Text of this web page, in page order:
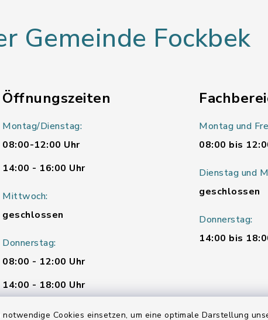
Cookies einsetzen, um eine optimale Darstellung
Gemeinde Fockbek
Öffnungszeiten
Montag/Dienstag:
08:00-12:00 Uhr
14:00 - 16:00 Uhr
Mittwoch:
geschlossen
Donnerstag:
08:00 - 12:00 Uhr
14:00 - 18:00 Uhr
Freitag:
Montag und
08:00 bis
Dienstag und
geschlossen
Donnerstag:
14:00 bis